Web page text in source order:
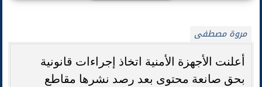
مروة مصطفى
أعلنت الأجهزة الأمنية اتخاذ إجراءات قانونية
بحق صانعة محتوى بعد رصد نشرها مقاطع